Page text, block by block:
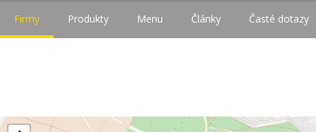
Firmy Produkty Menu Články Časté dotazy